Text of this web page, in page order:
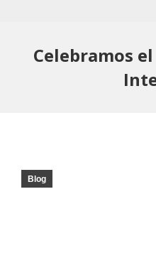
Celebramos
Blog